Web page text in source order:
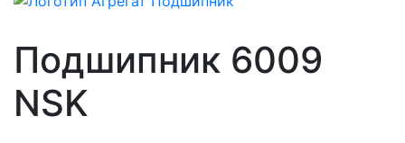
Подшипник 6009
NSK